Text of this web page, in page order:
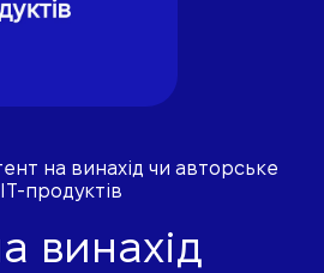
на винахід чи авторське
продуктів
винахід